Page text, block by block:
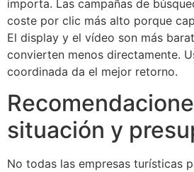
importa. Las campañas de
coste por clic más alto porque
El display y el vídeo son más
convierten menos directamente.
coordinada da el mejor retorno.
situación y
No todas las empresas turísticas